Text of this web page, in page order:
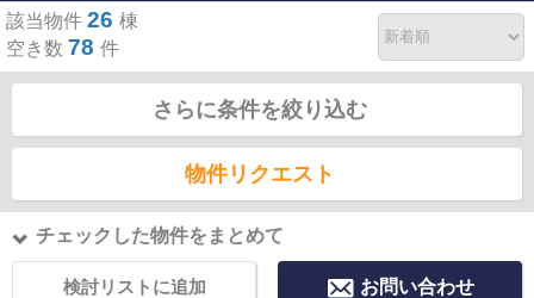
該当物件 26 棟
空き数 78 件
さらに条件を絞り込む
物件リクエスト
チェックした物件をまとめて
検討リストに追加 お問い合わせ